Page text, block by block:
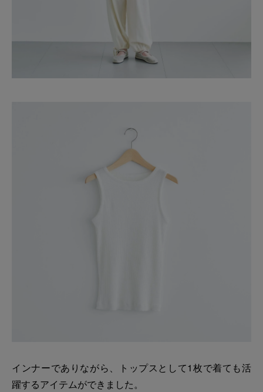
インナーでありながら、トップスとして1枚で着ても活
躍するアイテムができました。